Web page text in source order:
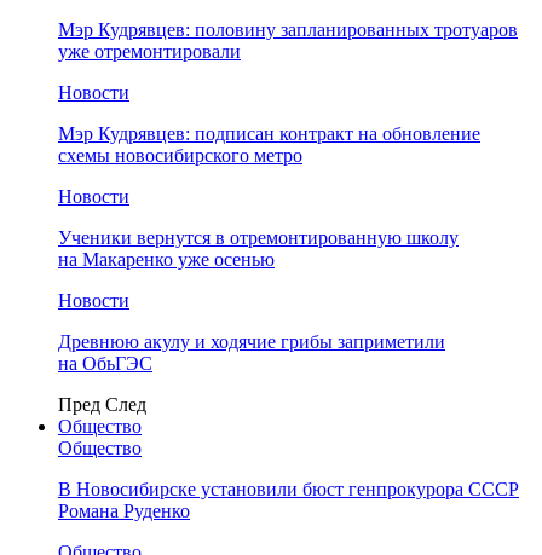
Мэр Кудрявцев: половину запланированных тротуаров
уже отремонтировали
Новости
Мэр Кудрявцев: подписан контракт на обновление
схемы новосибирского метро
Новости
Ученики вернутся в отремонтированную школу
на Макаренко уже осенью
Новости
Древнюю акулу и ходячие грибы заприметили
на ОбьГЭС
Пред След
Общество
Общество
В Новосибирске установили бюст генпрокурора СССР
Романа Руденко